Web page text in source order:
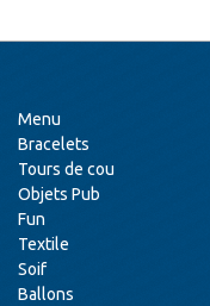
Menu
Bracelets
Tours de cou
Objets Pub
Fun
Textile
Soif
Ballons